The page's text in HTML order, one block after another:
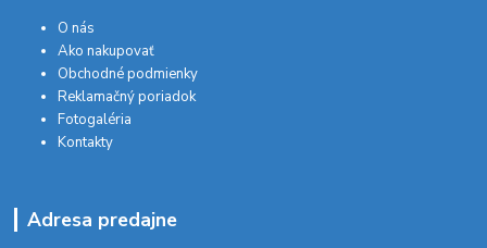
O nás
Ako nakupovať
Obchodné podmienky
Reklamačný poriadok
Fotogaléria
Kontakty
Adresa predajne